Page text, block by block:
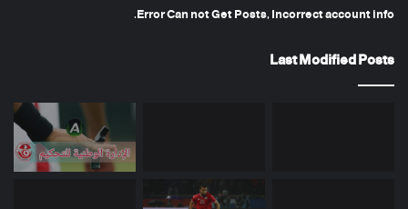
Error Can not Get Posts, Incorrect account info.
Last Modified Posts